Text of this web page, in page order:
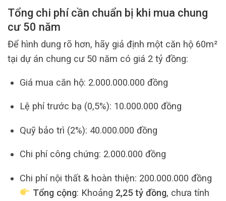
Tổng chi phí cần chuẩn bị khi mua chung
cư 50 năm
Để hình dung rõ hơn, hãy giả định một căn hộ 60m²
tại dự án chung cư 50 năm có giá 2 tỷ đồng:
Giá mua căn hộ: 2.000.000.000 đồng
Lệ phí trước bạ (0,5%): 10.000.000 đồng
Quỹ bảo trì (2%): 40.000.000 đồng
Chi phí công chứng: 2.000.000 đồng
Chi phí nội thất & hoàn thiện: 200.000.000 đồng
Tổng cộng: Khoảng 2,25 tỷ đồng, chưa tính